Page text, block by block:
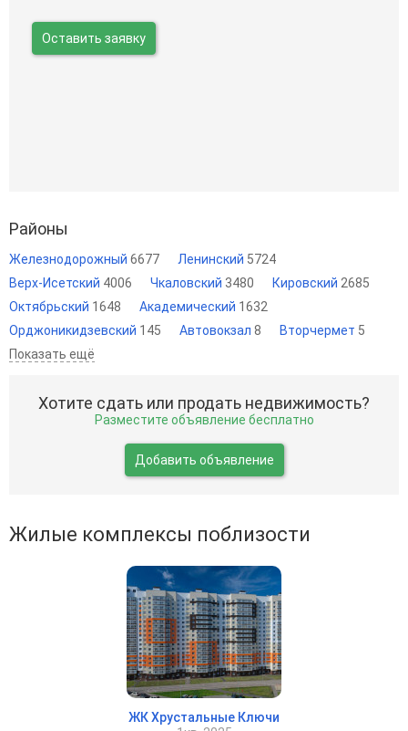
Оставить заявку
Районы
Железнодорожный 6677 Ленинский 5724
Верх-Исетский 4006 Чкаловский 3480 Кировский 2685
Октябрьский 1648 Академический 1632
Орджоникидзевский 145 Автовокзал 8 Вторчермет 5
Показать ещё
Хотите сдать или продать недвижимость?
Разместите объявление бесплатно
Добавить объявление
Жилые комплексы поблизости
ЖК Хрустальные Ключи